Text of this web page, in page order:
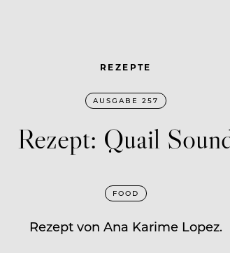
REZEPTE
AUSGABE 257
Rezept: Quail
FOOD
Rezept von Ana Karime Lopez.